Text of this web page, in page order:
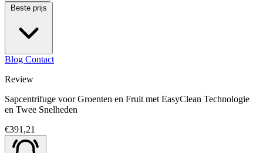
Beste prijs
Blog Contact
Review
Sapcentrifuge voor Groenten en Fruit met EasyClean Technologie
en Twee Snelheden
€391,21